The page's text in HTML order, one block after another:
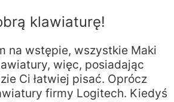
klawiaturę!
na wstępie, wszystkie Maki
więc, posiadając
Ci łatwiej pisać. Oprócz
firmy Logitech. Kiedyś